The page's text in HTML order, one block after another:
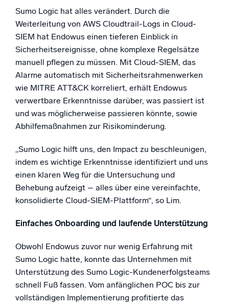
Sumo Logic hat alles verändert. Durch die
Weiterleitung von AWS Cloudtrail-Logs in Cloud-
SIEM hat Endowus einen tieferen Einblick in
Sicherheitsereignisse, ohne komplexe Regelsätze
manuell pflegen zu müssen. Mit Cloud-SIEM, das
Alarme automatisch mit Sicherheitsrahmenwerken
wie MITRE ATT&CK korreliert, erhält Endowus
verwertbare Erkenntnisse darüber, was passiert ist
und was möglicherweise passieren könnte, sowie
Abhilfemaßnahmen zur Risikominderung.
„Sumo Logic hilft uns, den Impact zu beschleunigen,
indem es wichtige Erkenntnisse identifiziert und uns
einen klaren Weg für die Untersuchung und
Behebung aufzeigt – alles über eine vereinfachte,
konsolidierte Cloud-SIEM-Plattform“, so Lim.
Einfaches Onboarding und laufende Unterstützung
Obwohl Endowus zuvor nur wenig Erfahrung mit
Sumo Logic hatte, konnte das Unternehmen mit
Unterstützung des Sumo Logic-Kundenerfolgsteams
schnell Fuß fassen. Vom anfänglichen POC bis zur
vollständigen Implementierung profitierte das